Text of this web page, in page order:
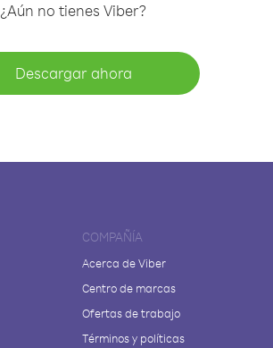
¿Aún no tienes Viber?
Descargar ahora
COMPAÑÍA
Acerca de Viber
Centro de marcas
Ofertas de trabajo
Términos y políticas